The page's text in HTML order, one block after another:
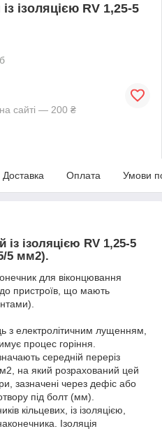
ізоляцією RV 1,25-5
сайті — 200 ₴
Доставка Оплата Умови
із ізоляцією RV 1,25-5
5 мм2).
для віконцювання
до пристроїв, що мають
з електролітичним лущенням,
процес горіння.
середній переріз
на який розрахований цей
зазначені через дефіс або
під болт (мм).
кільцевих, із ізоляцією,
Ізоляція